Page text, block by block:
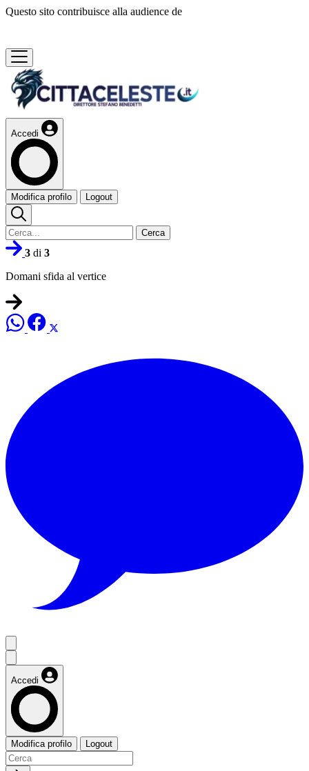
Questo sito contribuisce alla audience de
Accedi
Modifica profilo Logout
Cerca
3 di 3
Domani sfida al vertice
Accedi
Modifica profilo Logout